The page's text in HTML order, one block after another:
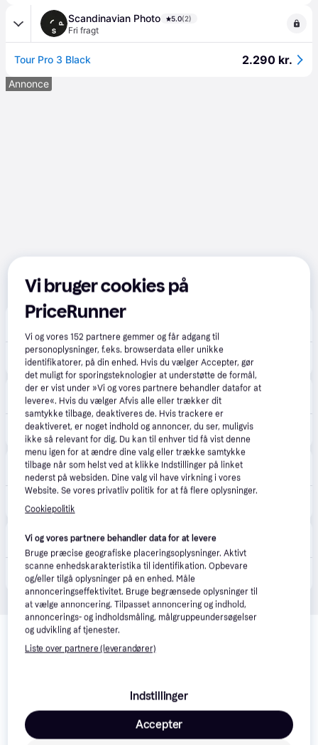
Scandinavian Photo 5.0(2)
Fri fragt
Tour Pro 3 Black 2.290 kr.
Annonce
El-Salg 4.8
JBL Tour Pro 3 trådløse in-ear høretelefoner sort. 2.299 kr.
Punkt1
48 kr. fragt,1-2 dage
JBL Tour Pro 3 True Wireless hovedtelefoner, sort.2.290 kr.
Elgiganten 4.3(42)
49 kr. fragt ,1-2 dage
POWER
49 kr. fragt
Relaterede produkter
Se vores forslag til andre produkter, der matcher dine
Vi bruger cookies på
PriceRunner
Vi og vores152 partnere gemmer og får adgang til
personoplysninger, f.eks. browserdata eller unikke
identifikatorer, på din enhed. Hvis du vælger Accepter, gør
det muligt for sporingsteknologier at understøtte de formål,
der er vist under »Vi og vores partnere behandler datafor at
levere«. Hvis du vælger Afvis alle eller trækker dit
samtykke tilbage, deaktiveres de. Hvis trackere er
deaktiveret, er noget indhold og annoncer, du ser, muligvis
ikke så relevant for dig. Du kan til enhver tid få vist denne
menu igen for at ændre dine valg eller trække samtykke
tilbage når som helst ved at klikke Indstillinger på linket
nederst på websiden. Dine valg vil have virkning i vores
Website. Se vores privatliv politik for at få flere oplysninger.
Cookiepolitik
Vi og vores partnere behandler data for at levere
Bruge præcise geografiske placeringsoplysninger. Aktivt
scanne enhedskarakteristika til identifikation. Opbevare
og/eller tilgå oplysninger på en enhed. Måle
annonceringseffektivitet. Bruge begrænsede oplysninger til
at vælge annoncering. Tilpasset annoncering og indhold,
annoncerings- og indholdsmåling, målgruppeundersøgelser
og udvikling af tjenester.
Liste over partnere (leverandører)
Indstillinger
Accepter